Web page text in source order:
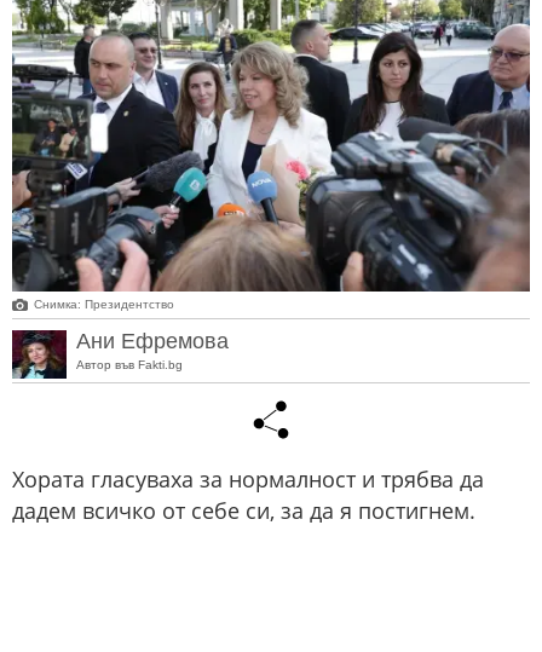
Снимка: Президентство
Ани Ефремова
Автор във Fakti.bg
Хората гласуваха за нормалност и трябва да
дадем всичко от себе си, за да я постигнем.